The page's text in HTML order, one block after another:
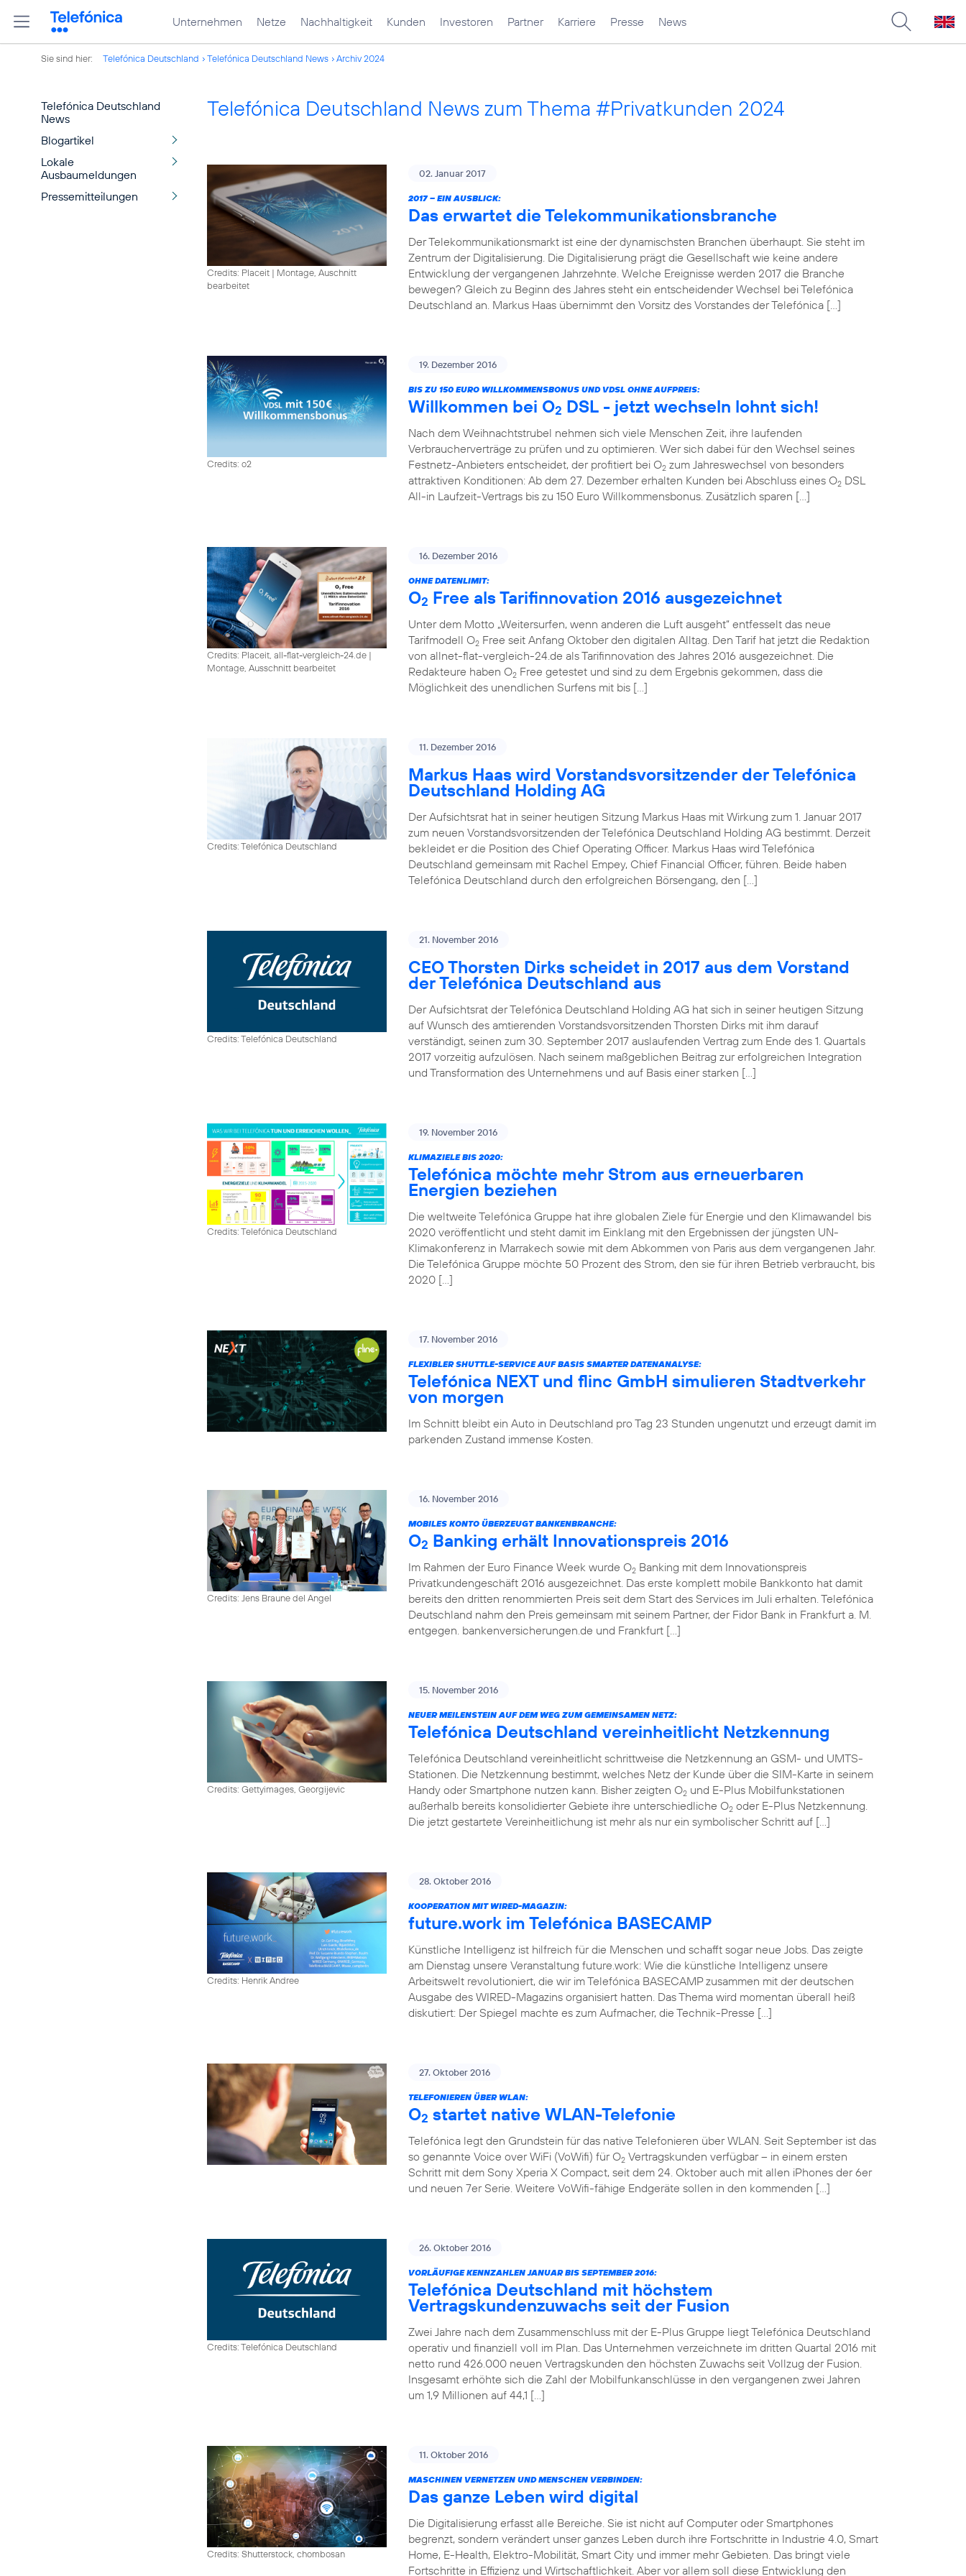
Unternehmen Netze Nachhaltigkeit Kunden Investoren Partner Karriere Presse News
Sie sind hier: Telefónica Deutschland Telefónica Deutschland News Archiv 2024
Telefónica Deutschland
News
Blogartikel
Lokale
Ausbaumeldungen
Pressemitteilungen
Telefónica Deutschland News zum Thema #Privatkunden 2024
Credits: Placeit | Montage, Auschnitt
bearbeitet
02. Januar 2017
2017 – EIN AUSBLICK:
Das erwartet die Telekommunikationsbranche
Der Telekommunikationsmarkt ist eine der dynamischsten Branchen überhaupt. Sie steht im
Zentrum der Digitalisierung. Die Digitalisierung prägt die Gesellschaft wie keine andere
Entwicklung der vergangenen Jahrzehnte. Welche Ereignisse werden 2017 die Branche
bewegen? Gleich zu Beginn des Jahres steht ein entscheidender Wechsel bei Telefónica
Deutschland an. Markus Haas übernimmt den Vorsitz des Vorstandes der Telefónica […]
Credits: o2
19. Dezember 2016
BIS ZU 150 EURO WILLKOMMENSBONUS UND VDSL OHNE AUFPREIS:
Willkommen bei O2 DSL - jetzt wechseln lohnt sich!
Nach dem Weihnachtstrubel nehmen sich viele Menschen Zeit, ihre laufenden
Verbraucherverträge zu prüfen und zu optimieren. Wer sich dabei für den Wechsel seines
Festnetz-Anbieters entscheidet, der profitiert bei O2 zum Jahreswechsel von besonders
attraktiven Konditionen: Ab dem 27. Dezember erhalten Kunden bei Abschluss eines O2 DSL
All-in Laufzeit-Vertrags bis zu 150 Euro Willkommensbonus. Zusätzlich sparen […]
Credits: Placeit, all-flat-vergleich-24.de |
Montage, Ausschnitt bearbeitet
16. Dezember 2016
OHNE DATENLIMIT:
O2 Free als Tarifinnovation 2016 ausgezeichnet
Unter dem Motto „Weitersurfen, wenn anderen die Luft ausgeht“ entfesselt das neue
Tarifmodell O2 Free seit Anfang Oktober den digitalen Alltag. Den Tarif hat jetzt die Redaktion
von allnet-flat-vergleich-24.de als Tarifinnovation des Jahres 2016 ausgezeichnet. Die
Redakteure haben O2 Free getestet und sind zu dem Ergebnis gekommen, dass die
Möglichkeit des unendlichen Surfens mit bis […]
Credits: Telefónica Deutschland
11. Dezember 2016
Markus Haas wird Vorstandsvorsitzender der Telefónica
Deutschland Holding AG
Der Aufsichtsrat hat in seiner heutigen Sitzung Markus Haas mit Wirkung zum 1. Januar 2017
zum neuen Vorstandsvorsitzenden der Telefónica Deutschland Holding AG bestimmt. Derzeit
bekleidet er die Position des Chief Operating Officer. Markus Haas wird Telefónica
Deutschland gemeinsam mit Rachel Empey, Chief Financial Officer, führen. Beide haben
Telefónica Deutschland durch den erfolgreichen Börsengang, den […]
Credits: Telefónica Deutschland
21. November 2016
CEO Thorsten Dirks scheidet in 2017 aus dem Vorstand
der Telefónica Deutschland aus
Der Aufsichtsrat der Telefónica Deutschland Holding AG hat sich in seiner heutigen Sitzung
auf Wunsch des amtierenden Vorstandsvorsitzenden Thorsten Dirks mit ihm darauf
verständigt, seinen zum 30. September 2017 auslaufenden Vertrag zum Ende des 1. Quartals
2017 vorzeitig aufzulösen. Nach seinem maßgeblichen Beitrag zur erfolgreichen Integration
und Transformation des Unternehmens und auf Basis einer starken […]
Credits: Telefónica Deutschland
19. November 2016
KLIMAZIELE BIS 2020:
Telefónica möchte mehr Strom aus erneuerbaren
Energien beziehen
Die weltweite Telefónica Gruppe hat ihre globalen Ziele für Energie und den Klimawandel bis
2020 veröffentlicht und steht damit im Einklang mit den Ergebnissen der jüngsten UN-
Klimakonferenz in Marrakech sowie mit dem Abkommen von Paris aus dem vergangenen Jahr.
Die Telefónica Gruppe möchte 50 Prozent des Strom, den sie für ihren Betrieb verbraucht, bis
2020 […]
17. November 2016
FLEXIBLER SHUTTLE-SERVICE AUF BASIS SMARTER DATENANALYSE:
Telefónica NEXT und flinc GmbH simulieren Stadtverkehr
von morgen
Im Schnitt bleibt ein Auto in Deutschland pro Tag 23 Stunden ungenutzt und erzeugt damit im
parkenden Zustand immense Kosten.
Credits: Jens Braune del Angel
16. November 2016
MOBILES KONTO ÜBERZEUGT BANKENBRANCHE:
O2 Banking erhält Innovationspreis 2016
Im Rahmen der Euro Finance Week wurde O2 Banking mit dem Innovationspreis
Privatkundengeschäft 2016 ausgezeichnet. Das erste komplett mobile Bankkonto hat damit
bereits den dritten renommierten Preis seit dem Start des Services im Juli erhalten. Telefónica
Deutschland nahm den Preis gemeinsam mit seinem Partner, der Fidor Bank in Frankfurt a. M.
entgegen. bankenversicherungen.de und Frankfurt […]
Credits: Gettyimages, Georgijevic
15. November 2016
NEUER MEILENSTEIN AUF DEM WEG ZUM GEMEINSAMEN NETZ:
Telefónica Deutschland vereinheitlicht Netzkennung
Telefónica Deutschland vereinheitlicht schrittweise die Netzkennung an GSM- und UMTS-
Stationen. Die Netzkennung bestimmt, welches Netz der Kunde über die SIM-Karte in seinem
Handy oder Smartphone nutzen kann. Bisher zeigten O2 und E-Plus Mobilfunkstationen
außerhalb bereits konsolidierter Gebiete ihre unterschiedliche O2 oder E-Plus Netzkennung.
Die jetzt gestartete Vereinheitlichung ist mehr als nur ein symbolischer Schritt auf […]
Credits: Henrik Andree
28. Oktober 2016
KOOPERATION MIT WIRED-MAGAZIN:
future.work im Telefónica BASECAMP
Künstliche Intelligenz ist hilfreich für die Menschen und schafft sogar neue Jobs. Das zeigte
am Dienstag unsere Veranstaltung future.work: Wie die künstliche Intelligenz unsere
Arbeitswelt revolutioniert, die wir im Telefónica BASECAMP zusammen mit der deutschen
Ausgabe des WIRED-Magazins organisiert hatten. Das Thema wird momentan überall heiß
diskutiert: Der Spiegel machte es zum Aufmacher, die Technik-Presse […]
27. Oktober 2016
TELEFONIEREN ÜBER WLAN:
O2 startet native WLAN-Telefonie
Telefónica legt den Grundstein für das native Telefonieren über WLAN. Seit September ist das
so genannte Voice over WiFi (VoWifi) für O2 Vertragskunden verfügbar – in einem ersten
Schritt mit dem Sony Xperia X Compact, seit dem 24. Oktober auch mit allen iPhones der 6er
und neuen 7er Serie. Weitere VoWifi-fähige Endgeräte sollen in den kommenden […]
Credits: Telefónica Deutschland
26. Oktober 2016
VORLÄUFIGE KENNZAHLEN JANUAR BIS SEPTEMBER 2016:
Telefónica Deutschland mit höchstem
Vertragskundenzuwachs seit der Fusion
Zwei Jahre nach dem Zusammenschluss mit der E-Plus Gruppe liegt Telefónica Deutschland
operativ und finanziell voll im Plan. Das Unternehmen verzeichnete im dritten Quartal 2016 mit
netto rund 426.000 neuen Vertragskunden den höchsten Zuwachs seit Vollzug der Fusion.
Insgesamt erhöhte sich die Zahl der Mobilfunkanschlüsse in den vergangenen zwei Jahren
um 1,9 Millionen auf 44,1 […]
Credits: Shutterstock, chombosan
11. Oktober 2016
MASCHINEN VERNETZEN UND MENSCHEN VERBINDEN:
Das ganze Leben wird digital
Die Digitalisierung erfasst alle Bereiche. Sie ist nicht auf Computer oder Smartphones
begrenzt, sondern verändert unser ganzes Leben durch ihre Fortschritte in Industrie 4.0, Smart
Home, E-Health, Elektro-Mobilität, Smart City und immer mehr Gebieten. Das bringt viele
Fortschritte in Effizienz und Wirtschaftlichkeit. Aber vor allem soll diese Entwicklung den